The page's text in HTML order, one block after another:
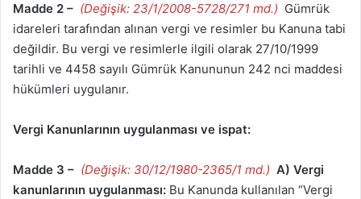
Madde 2 – (Değişik: 23/1/2008-5728/271 md.) Gümrük
idareleri tarafından alınan vergi ve resimler bu Kanuna tabi
değildir. Bu vergi ve resimlerle ilgili olarak 27/10/1999
tarihli ve 4458 sayılı Gümrük Kanununun 242 nci maddesi
hükümleri uygulanır.
Vergi Kanunlarının uygulanması ve ispat:
Madde 3 – (Değişik: 30/12/1980-2365/1 md.) A) Vergi
kanunlarının uygulanması: Bu Kanunda kullanılan “Vergi